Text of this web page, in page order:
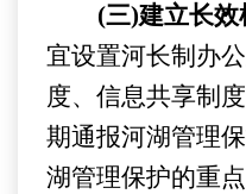
(三)建立长效
宜设置河长制办
度、信息共享制
期通报河湖管理
湖管理保护的重